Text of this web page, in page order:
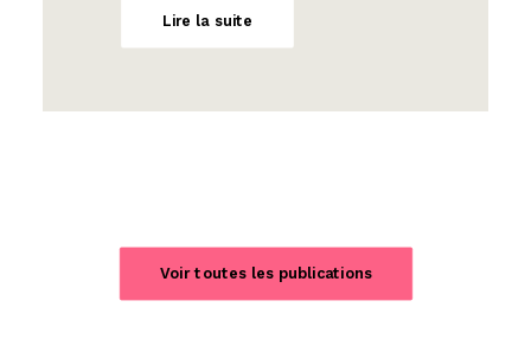
Lire la suite
Voir toutes les publications